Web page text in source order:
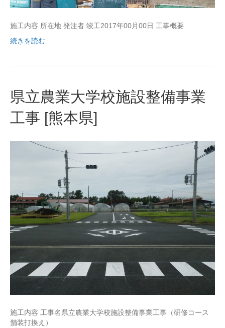
施工内容 所在地 発注者 竣工2017年00月00日 工事概要
続きを読む
県立農業大学校施設整備事業
工事 [熊本県]
施工内容 工事名県立農業大学校施設整備事業工事（研修コース
舗装打換え）